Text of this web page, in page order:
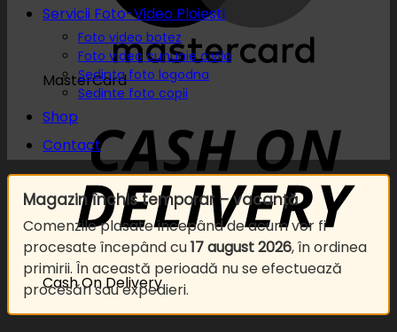
MasterCard
Cash On Delivery
Servicii Foto-Video Ploiesti
Foto video botez
Foto video cununie civila
Sedinta foto logodna
Sedinte foto copii
Shop
Contact
Magazin închis temporar – vacanță
Comenzile plasate începând de acum vor fi
procesate începând cu17 august 2026, în ordinea
primirii. În această perioadă nu se efectuează
procesări sau expedieri.